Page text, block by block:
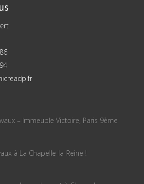
– Immeuble Victoire, Paris 9ème
à La Chapelle-la-Reine !